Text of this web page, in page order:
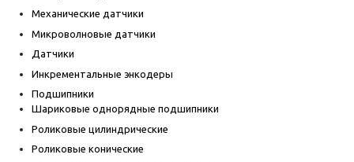
Механические датчики
Микроволновые датчики
Датчики
Инкрементальные энкодеры
Подшипники
Шариковые однорядные подшипники
Роликовые цилиндрические
Роликовые конические